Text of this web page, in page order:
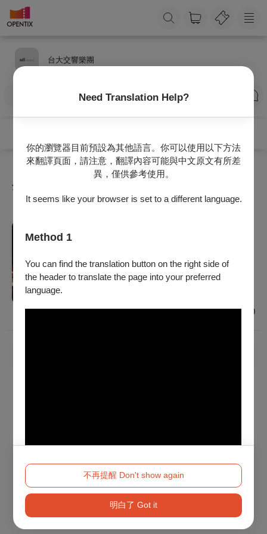
Need Translation Help?
你的瀏覽器目前預設為其他語言。你可以使用以下方法
來翻譯頁面，請注意，翻譯內容可能與中文原文有所差
異，僅供參考使用。
It seems like your browser is set to a different language.
Method 1
You can find the translation button on the right side of
the header to translate the page into your preferred
language.
Method 2
不再提醒 Don't show again
明白了 Got it
台大交響樂團
訂閱
全部節目
2026/8/10 (一) - 2026/8/17 (一)
建議年齡 3歲以上
$250 - $1,000